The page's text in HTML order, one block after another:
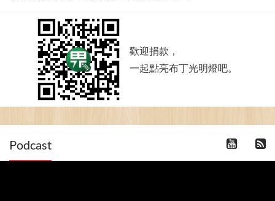
歡迎捐款，
一起點亮布丁光明燈吧。
Podcast